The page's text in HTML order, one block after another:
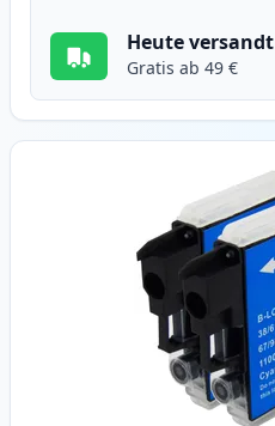
Heute versandt
Gratis ab 49 €